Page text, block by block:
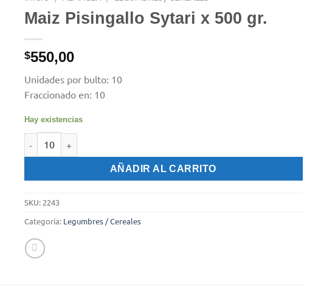
Maiz Pisingallo Sytari x 500 gr.
$550,00
Unidades por bulto: 10
Fraccionado en: 10
Hay existencias
Maiz Pisingallo Sytari x 500 gr. cantidad
AÑADIR AL CARRITO
SKU: 2243
Categoría: Legumbres / Cereales